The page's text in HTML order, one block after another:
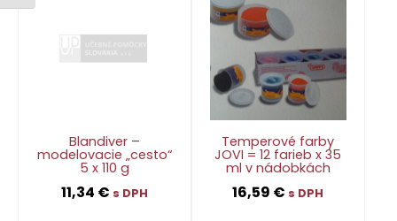
Blandiver –
modelovacie „cesto“
5 x 110 g
11,34 € s DPH
Temperové farby
JOVI = 12 farieb x 35
ml v nádobkách
16,59 € s DPH